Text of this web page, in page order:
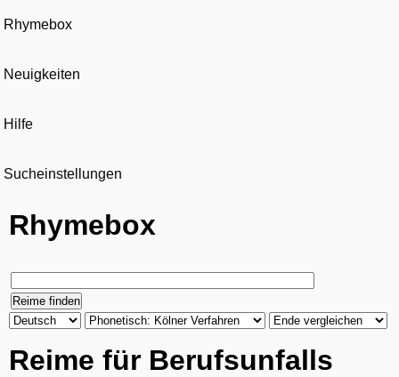
Rhymebox
Neuigkeiten
Hilfe
Sucheinstellungen
Rhymebox
Reime für Berufsunfalls